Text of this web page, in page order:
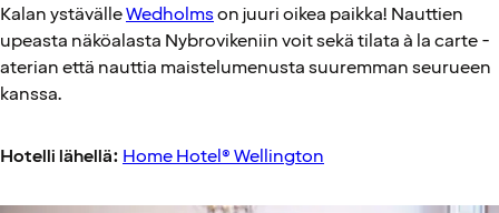
Kalan ystävälleWedholmson juuri oikea paikka! Nauttien
upeasta näköalasta Nybrovikeniin voit sekä tilata à la carte -
aterian että nauttia maistelumenusta suuremman seurueen
kanssa.
Hotelli lähellä: Home Hotel® Wellington